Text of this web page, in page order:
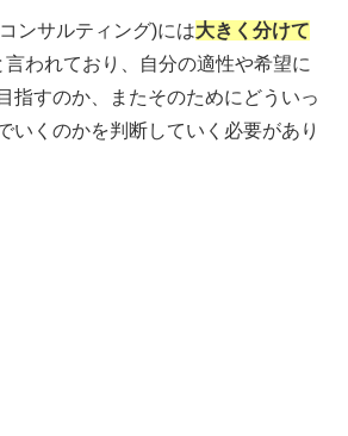
ンサルティング)には大きく分けて
言われており、自分の適性や希望に
指すのか、またそのためにどういっ
いくのかを判断していく必要があり